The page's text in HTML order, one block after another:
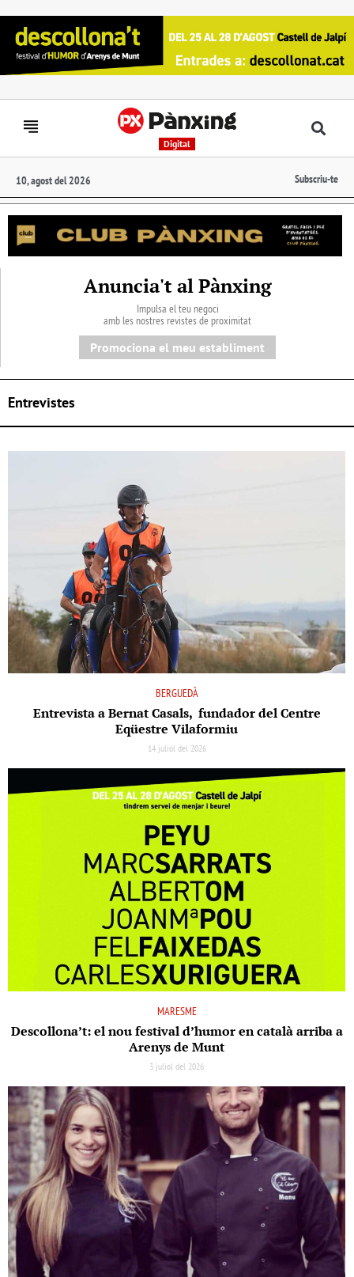
Digital
10, agost del 2026 Subscriu-te
Anuncia't al Pànxing
Impulsa el teu negoci
amb les nostres revistes de proximitat
Promociona el meu establiment
Entrevistes
BERGUEDÀ
Entrevista a Bernat Casals, fundador del Centre
Eqüestre Vilaformiu
14 juliol del 2026
MARESME
Descollona’t: el nou festival d’humor en català arriba a
Arenys de Munt
3 juliol del 2026